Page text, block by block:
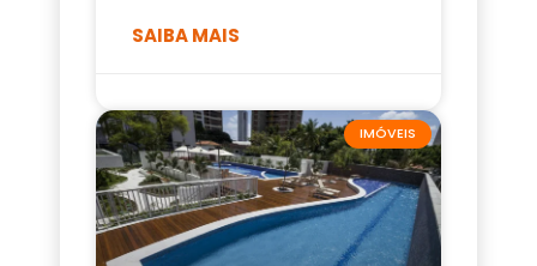
SAIBA MAIS
IMÓVEIS